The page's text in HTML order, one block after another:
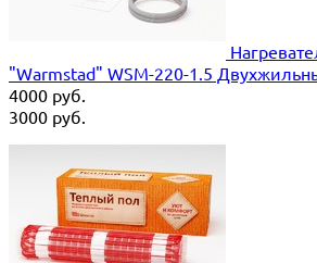
"Warmstad" WSM-220-1.5
4000 руб.
3000 руб.